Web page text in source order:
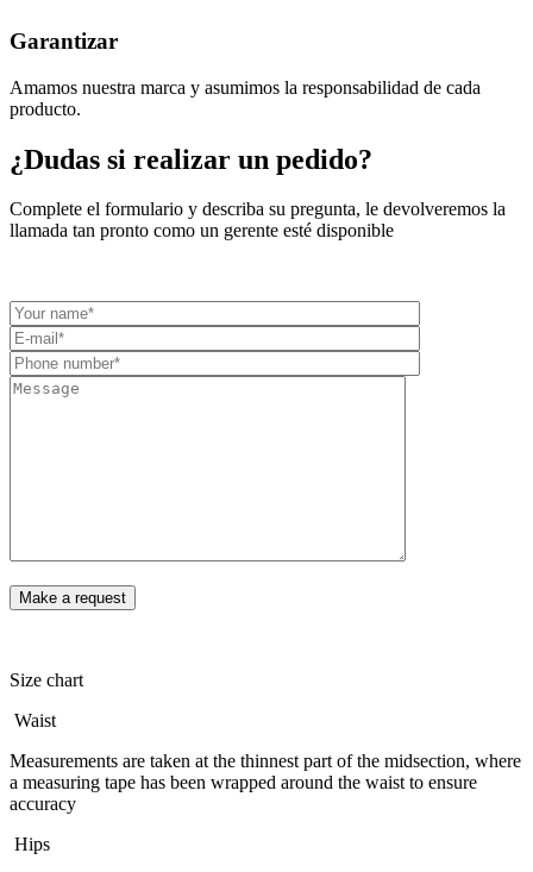
Garantizar
Amamos nuestra marca y asumimos la responsabilidad de cada
producto.
¿Dudas si realizar un pedido?
Complete el formulario y describa su pregunta, le devolveremos la
llamada tan pronto como un gerente esté disponible
Size chart
Waist
Measurements are taken at the thinnest part of the midsection, where
a measuring tape has been wrapped around the waist to ensure
accuracy
Hips